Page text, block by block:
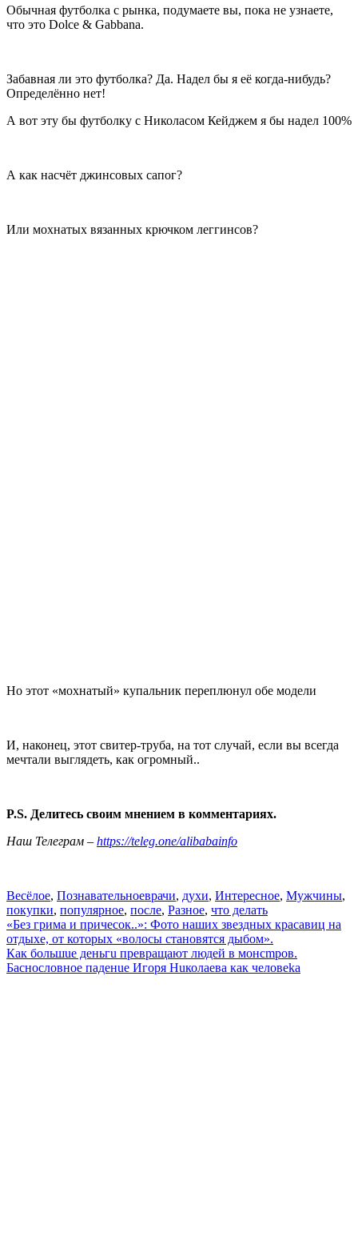
Обычная футболка с рынка, подумаете вы, пока не узнаете,
что это Dolce & Gabbana.
Забавная ли это футболка? Да. Надел бы я её когда-нибудь?
Определённо нет!
А вот эту бы футболку с Николасом Кейджем я бы надел 100%
А как насчёт джинсовых сапог?
Или мохнатых вязанных крючком леггинсов?
Но этот «мохнатый» купальник переплюнул обе модели
И, наконец, этот свитер-труба, на тот случай, если вы всегда
мечтали выглядеть, как огромный..
P.S. Делитесь своим мнением в комментариях.
Наш Телеграм – https://teleg.one/alibabainfo
Весёлое, Познавательноеврачи, духи, Интересное, Мужчины,
покупки, популярное, после, Разное, что делать
Навигация
по
записям
«Бeз грима и причесок..»: Фото наших звездных красавиц на
отдыхе, от которых «волосы становятся дыбом».
Как большuе деньгu превращают людей в монсmров.
Баснословное паденuе Игоря Нuколаева как человеkа